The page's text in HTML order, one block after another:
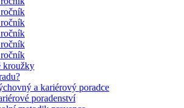
kroužky
a kariérový poradce
poradenství